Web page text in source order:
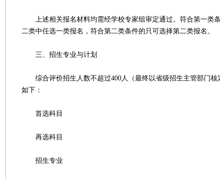
上述相关报名材料均需经学校专家组审定通过。符合第一类
二类中任选一类报名，符合第二类条件的只可选择第二类报名。
三、招生专业与计划
综合评价招生人数不超过400人（最终以省级招生主管部门核
如下：
首选科目
再选科目
招生专业